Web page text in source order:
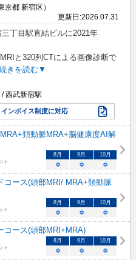
京都 新宿区）
更新日:2026.07.31
三丁目駅直結ビルに2021年
と320列CTによる画像診断で
きを読む▼
西武新宿駅
インボイス制度に対応
頚動脈MRA+脳健康度AI解
ト
8 月 9 月 10月
○ ○ ○
コース(頭部MRI/ MRA+頚動脈
ト
8 月 9 月 10月
○ ○ ○
コース(頭部MRI+MRA)
ト
8 月 9 月 10月
○ ○ ○